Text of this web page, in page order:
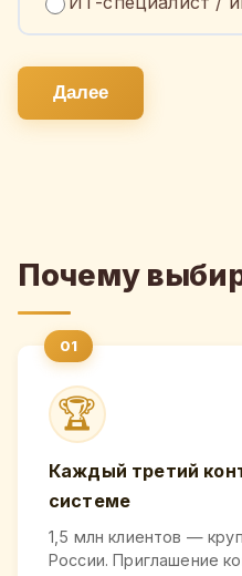
Далее
Почему
🏆
Каждый третий
системе
1,5 млн клиентов —
России. Приглашение